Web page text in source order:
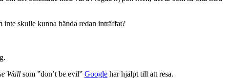
skulle kunna hända redan inträffat?
Wall som ”don’t be evil” Google har hjälpt till att resa.